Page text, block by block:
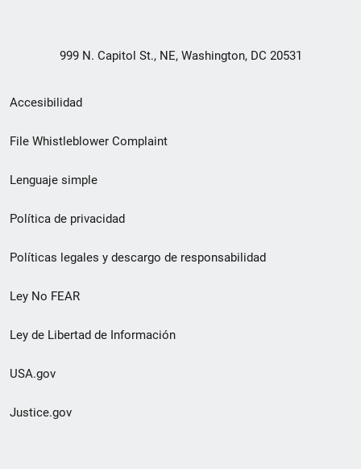
999 N. Capitol St., NE, Washington, DC 20531
Menú
de
de
pie
de
página
Accesibilidad
File Whistleblower Complaint
Lenguaje simple
Política de privacidad
Políticas legales y descargo de responsabilidad
Ley No FEAR
Ley de Libertad de Información
USA.gov
Justice.gov